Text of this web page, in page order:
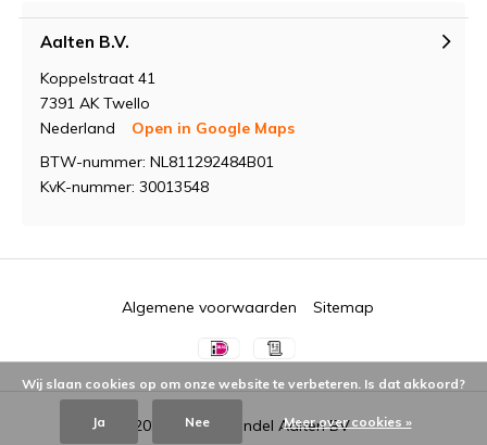
Aalten B.V.
Koppelstraat 41
7391 AK Twello
Nederland
Open in Google Maps
BTW-nummer: NL811292484B01
KvK-nummer: 30013548
© 2026 - Groothandel Aalten BV
Algemene voorwaarden Sitemap
Wij slaan cookies op om onze website te verbeteren. Is dat akkoord?
Ja Nee Meer over cookies »